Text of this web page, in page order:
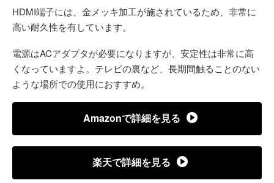
HDMI端子には、金メッキ加工が施されているため、非常に
高い耐久性を有しています。
電源はACアダプタが必要になりますが、安定性は非常に高
くなっていますよ。テレビの裏など、長期間触ることのない
ような場所での使用におすすめ。
Amazonで詳細を見る
楽天で詳細を見る